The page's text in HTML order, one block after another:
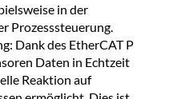
in der
Prozesssteuerung.
Dank des EtherCAT P
Daten in Echtzeit
Reaktion auf